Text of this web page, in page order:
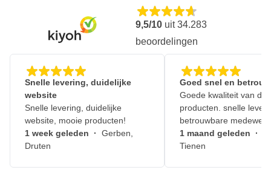
9,5/10 uit34.283
beoordelingen
Snelle levering, duidelijke
website
Snelle levering, duidelijke
website, mooie producten!
1 week geleden · Gerben,
Druten
Goed snel en
Goede kwaliteit van de
producten. snelle
betrouwbare
1 maand geleden ·
Tienen